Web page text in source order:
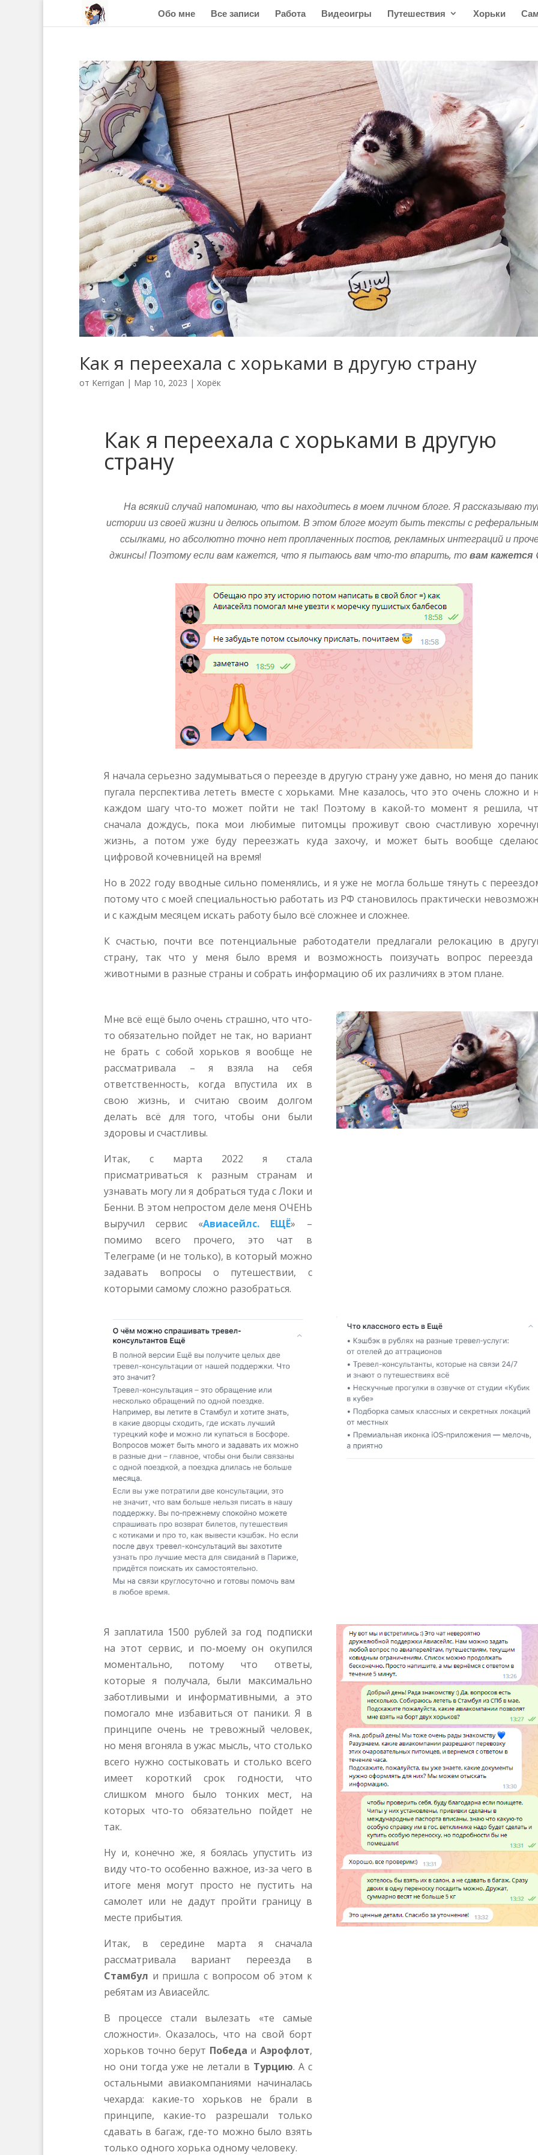
Обо мне Все записи Работа Видеоигры Путешествия Хорьки
Как я переехала с хорьками в другую страну
от Kerrigan | Мар 10, 2023 | Хорёк
Как я переехала с хорьками в другую
страну
На всякий случай напоминаю, что вы находитесь в моем личном блоге. Я рассказываю
истории из своей жизни и делюсь опытом. В этом блоге могут быть тексты с
ссылками, но абсолютно точно нет проплаченных постов, рекламных интеграций и
джинсы! Поэтому если вам кажется, что я пытаюсь вам что-то впарить, товам кажется
Я начала серьезно задумываться о переезде в другую страну уже давно, но меня до
пугала перспектива лететь вместе с хорьками. Мне казалось, что это очень сложно и
каждом шагу что-то может пойти не так! Поэтому в какой-то момент я решила,
сначала дождусь, пока мои любимые питомцы проживут свою счастливую
жизнь, а потом уже буду переезжать куда захочу, и может быть вообще
цифровой кочевницей на время!
Но в 2022 году вводные сильно поменялись, и я уже не могла больше тянуть с
потому что с моей специальностью работать из РФ становилось практически
и с каждым месяцем искать работу было всё сложнее и сложнее.
К счастью, почти все потенциальные работодатели предлагали релокацию в
страну, так что у меня было время и возможность поизучать вопрос переезда
животными в разные страны и собрать информацию об их различиях в этом плане.
Мне всё ещё было очень страшно, что что-
то обязательно пойдет не так, но вариант
не брать с собой хорьков я вообще не
рассматривала – я взяла на себя
ответственность, когда впустила их в
свою жизнь, и считаю своим долгом
делать всё для того, чтобы они были
здоровы и счастливы.
Итак, с марта 2022 я стала
присматриваться к разным странам и
узнавать могу ли я добраться туда с Локи и
Бенни. В этом непростом деле меня ОЧЕНЬ
выручил сервис «Авиасейлс. ЕЩЁ» –
помимо всего прочего, это чат в
Телеграме (и не только), в который можно
задавать вопросы о путешествии, с
которыми самому сложно разобраться.
Я заплатила 1500 рублей за год подписки
на этот сервис, и по-моему он окупился
моментально, потому что ответы,
которые я получала, были максимально
заботливыми и информативными, а это
помогало мне избавиться от паники. Я в
принципе очень не тревожный человек,
но меня вгоняла в ужас мысль, что столько
всего нужно состыковать и столько всего
имеет короткий срок годности, что
слишком много было тонких мест, на
которых что-то обязательно пойдет не
так.
Ну и, конечно же, я боялась упустить из
виду что-то особенно важное, из-за чего в
итоге меня могут просто не пустить на
самолет или не дадут пройти границу в
месте прибытия.
Итак, в середине марта я сначала
рассматривала вариант переезда в
Стамбул и пришла с вопросом об этом к
ребятам из Авиасейлс.
В процессе стали вылезать «те самые
сложности». Оказалось, что на свой борт
хорьков точно берут Победа и Аэрофлот,
но они тогда уже не летали в Турцию. А с
остальными авиакомпаниями начиналась
чехарда: какие-то хорьков не брали в
принципе, какие-то разрешали только
сдавать в багаж, где-то можно было взять
только одного хорька одному человеку.